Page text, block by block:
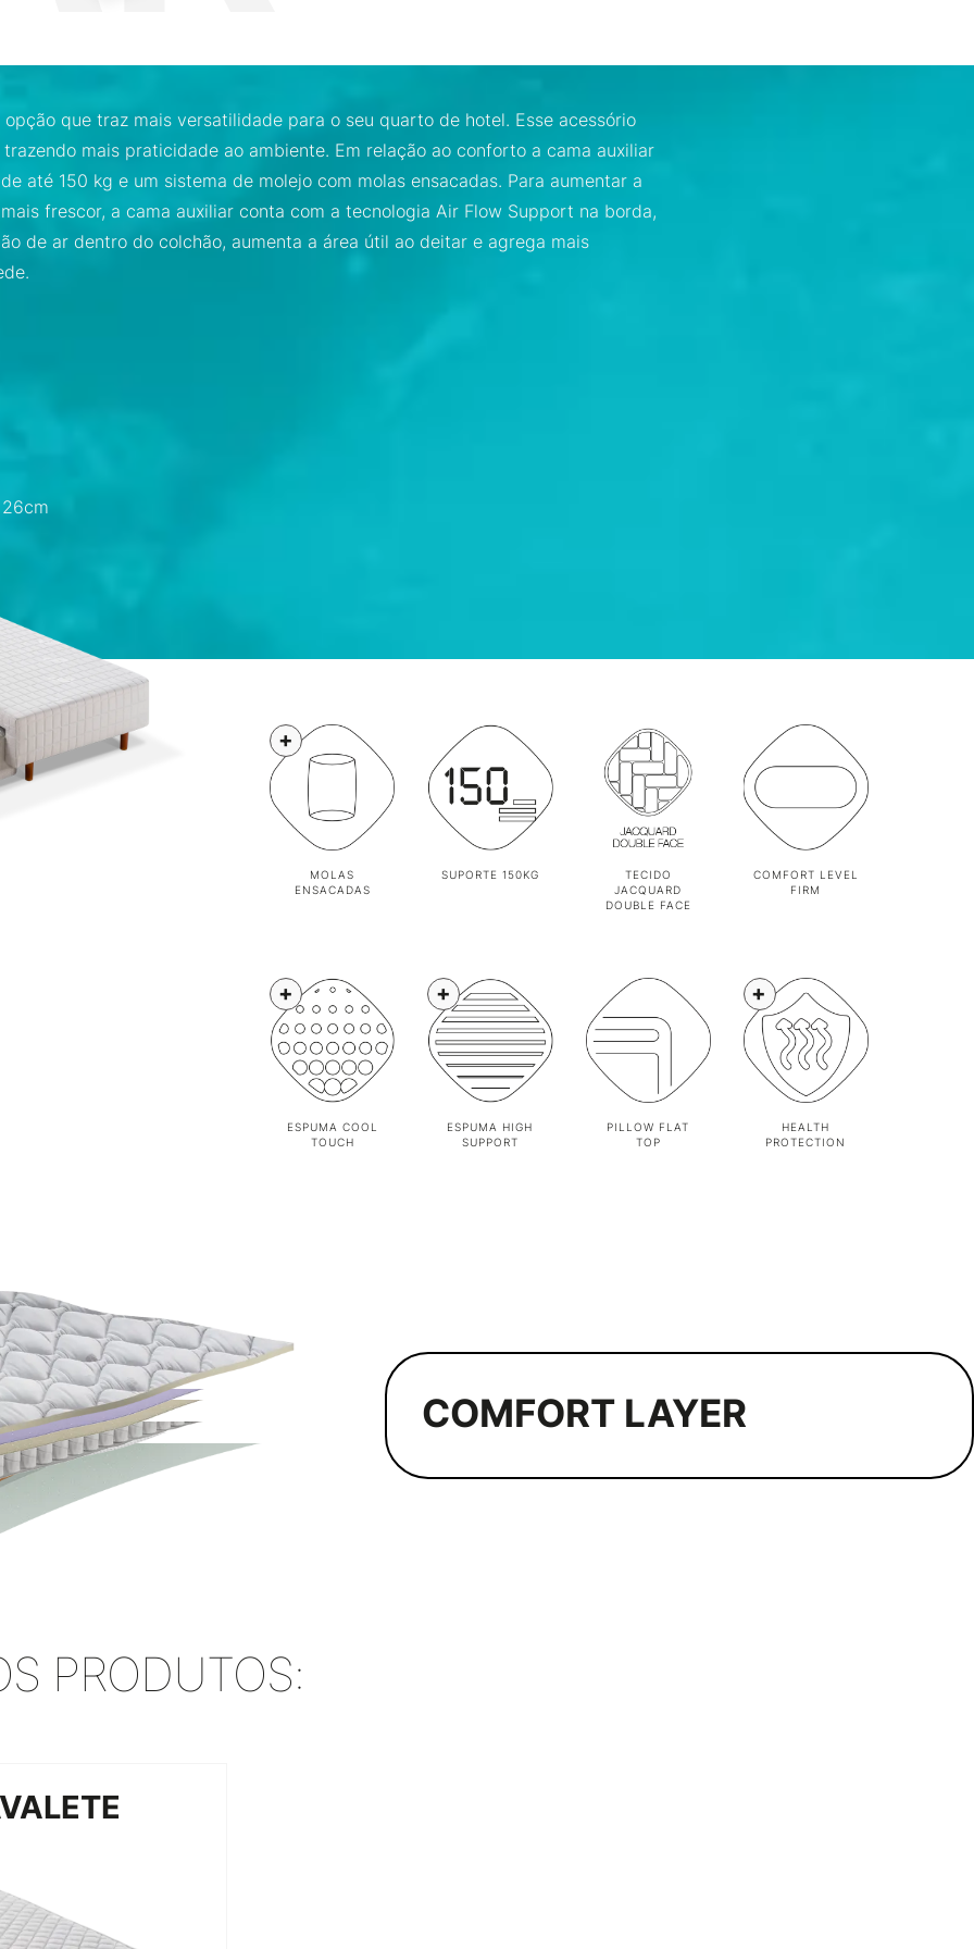
que traz mais versatilidade para o seu quarto de hotel. Esse acessório
mais praticidade ao ambiente. Em relação ao conforto a cama auxiliar
até 150 kg e um sistema de molejo com molas ensacadas. Para aumentar a
frescor, a cama auxiliar conta com a tecnologia Air Flow Support na borda,
de ar dentro do colchão, aumenta a área útil ao deitar e agrega mais
MOLAS
ENSACADAS
+
SUPORTE 150KG
TECIDO
JACQUARD
DOUBLE FACE
COMFORT LEVEL
FIRM
ESPUMA COOL
TOUCH
+
ESPUMA HIGH
SUPPORT
+
PILLOW FLAT
TOP
HEALTH
PROTECTION
+
COMFORT LAYER
PRODUTOS: